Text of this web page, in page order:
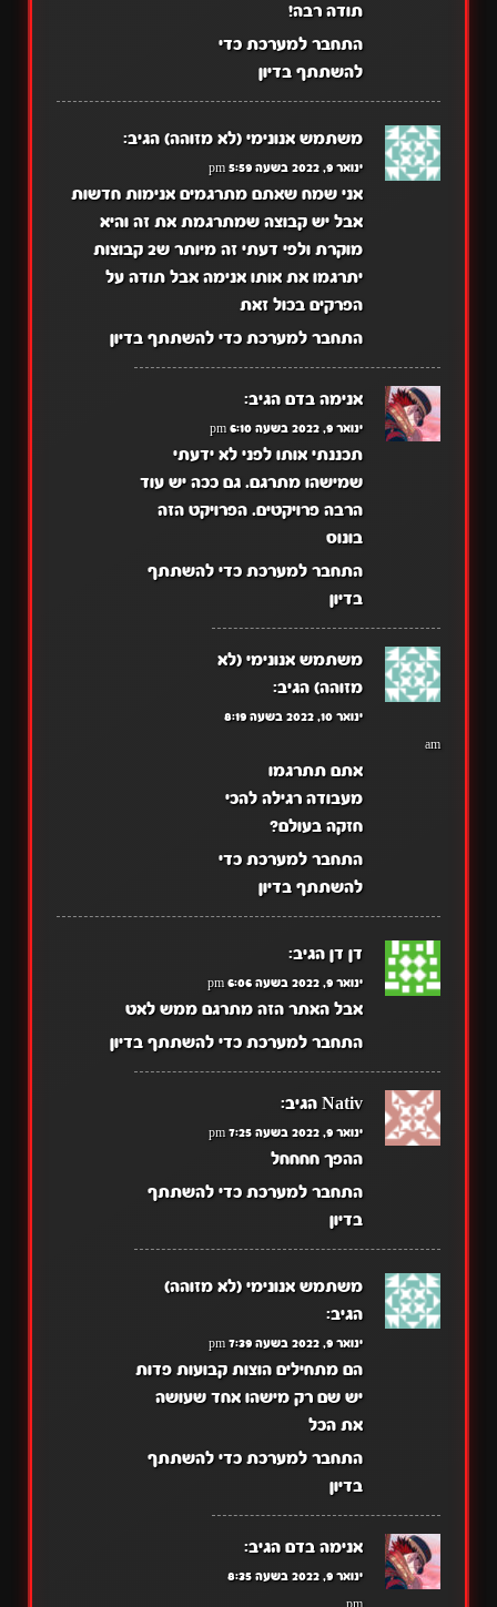
תודה רבה!
התחבר למערכת כדי
להשתתף בדיון
משתמש אנונימי (לא מזוהה) הגיב:
ינואר 9, 2022 בשעה 5:59 pm
אני שמח שאתם מתרגמים אנימות חדשות
אבל יש קבוצה שמתרגמת את זה והיא
מוקרת ולפי דעתי זה מיותר ש2 קבוצות
יתרגמו את אותו אנימה אבל תודה על
הפרקים בכול זאת
התחבר למערכת כדי להשתתף בדיון
אנימה בדם הגיב:
ינואר 9, 2022 בשעה 6:10 pm
תכננתי אותו לפני לא ידעתי
שמישהו מתרגם. גם ככה יש עוד
הרבה פרויקטים. הפרויקט הזה
בונוס
התחבר למערכת כדי להשתתף
בדיון
משתמש אנונימי (לא
מזוהה) הגיב:
ינואר 10, 2022 בשעה 8:19
am
אתם תתרגמו
מעבודה רגילה להכי
חזקה בעולם?
התחבר למערכת כדי
להשתתף בדיון
דן דן הגיב:
ינואר 9, 2022 בשעה 6:06 pm
אבל האתר הזה מתרגם ממש לאט
התחבר למערכת כדי להשתתף בדיון
Nativ הגיב:
ינואר 9, 2022 בשעה 7:25 pm
ההפך חחחחל
התחבר למערכת כדי להשתתף
בדיון
משתמש אנונימי (לא מזוהה)
הגיב:
ינואר 9, 2022 בשעה 7:39 pm
הם מתחילים הוצות קבועות פדות
יש שם רק מישהו אחד שעושה
את הכל
התחבר למערכת כדי להשתתף
בדיון
אנימה בדם הגיב:
ינואר 9, 2022 בשעה 8:35
pm